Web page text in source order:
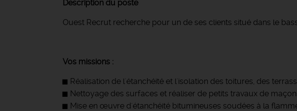
Description du poste
Ouest Recrut recherche pour un de ses clients situé dans le
Vos missions :
Réalisation de l'étanchéité et l'isolation des toitures, des
Nettoyage des surfaces et réaliser de petits travaux de
Mise en œuvre d'étanchéité bitumineuses soudées à la